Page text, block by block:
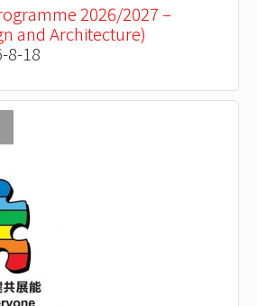
2026/2027 –
and Architecture)
8-18